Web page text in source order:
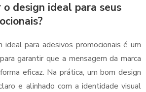
o design ideal para seus
para adesivos promocionais é um
garantir que a mensagem da marca
eficaz. Na prática, um bom design
e alinhado com a identidade visual